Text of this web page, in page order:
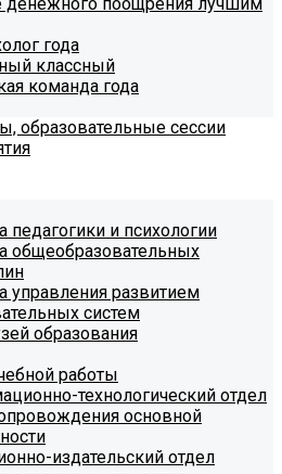
года
классный
команда года
образовательные сессии
педагогики и психологии
общеобразовательных
управления развитием
систем
образования
работы
технологический отдел
основной
издательский отдел